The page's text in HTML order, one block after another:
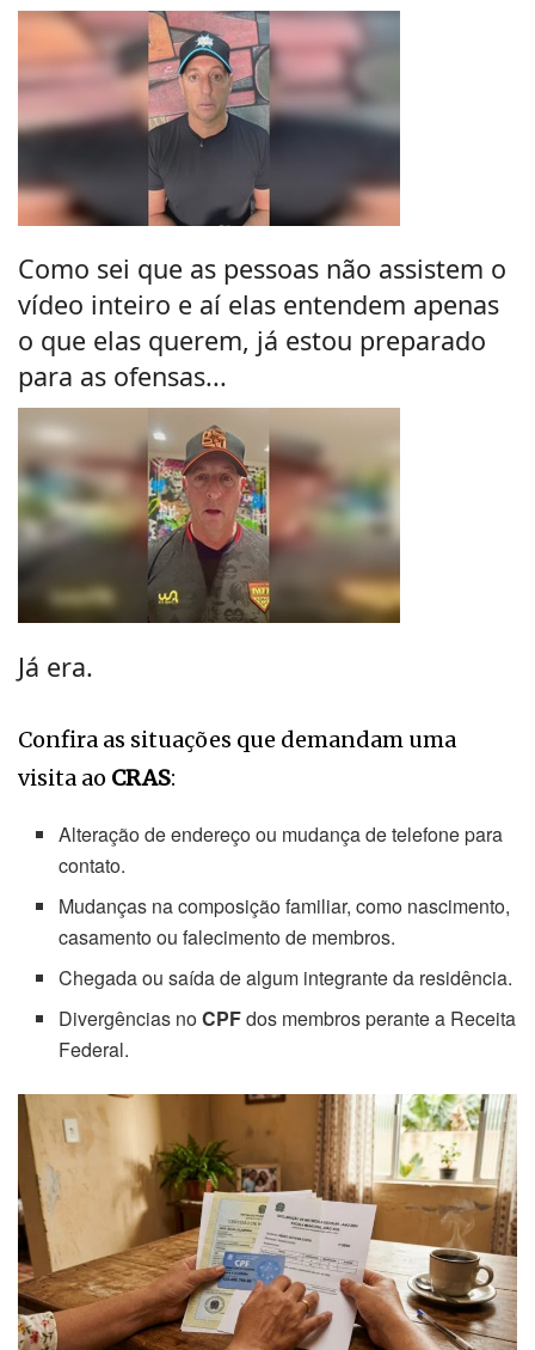
Como sei que as pessoas não assistem o
vídeo inteiro e aí elas entendem apenas
o que elas querem, já estou preparado
para as ofensas...
Já era.
Confira as situações que demandam uma
visita ao CRAS:
Alteração de endereço ou mudança de telefone para
contato.
Mudanças na composição familiar, como nascimento,
casamento ou falecimento de membros.
Chegada ou saída de algum integrante da residência.
Divergências noCPFdos membros perante a Receita
Federal.